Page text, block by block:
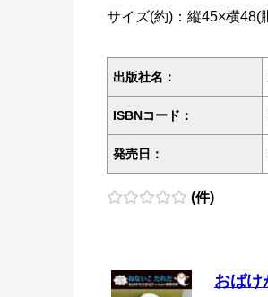
サイズ(約)：縦45×横48(
出版社名：
ISBNコード：
発売日：
(件)
おばけ